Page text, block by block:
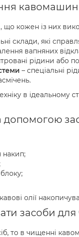
кавомашин
що кожен із них
склади, які
вапняних
рідини або
– спеціальні
в ідеальному
допомогою
накип;
олії
засоби
то в чищенні